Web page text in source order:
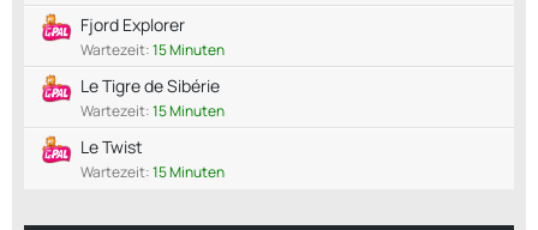
Fjord Explorer
Wartezeit:15 Minuten
Le Tigre de Sibérie
Wartezeit:15 Minuten
Le Twist
Wartezeit:15 Minuten